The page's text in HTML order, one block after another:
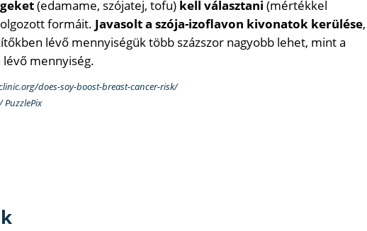
(edamame, szójatej, tofu) kell választani (mértékkel
formáit. Javasolt a szója-izoflavon kivonatok kerülése,
lévő mennyiségük több százszor nagyobb lehet, mint a
mennyiség.
does-soy-boost-breast-cancer-risk/